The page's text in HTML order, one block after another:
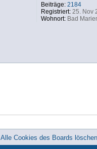
Beiträge: 2184
Registriert:25. Nov
Wohnort:Bad
Alle Cookies des Boards löschen